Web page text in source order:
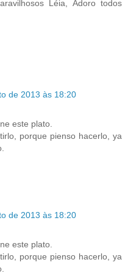
Léia, Adoro todos
de 2013 às 18:20
este plato.
porque pienso hacerlo, ya
de 2013 às 18:20
este plato.
porque pienso hacerlo, ya